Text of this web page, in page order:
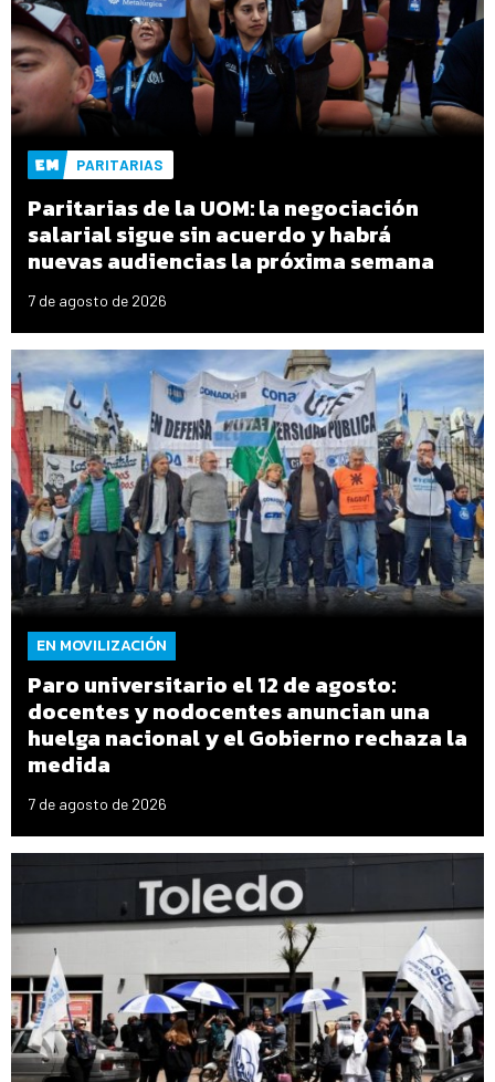
PARITARIAS
Paritarias de la UOM: la negociación
salarial sigue sin acuerdo y habrá
nuevas audiencias la próxima semana
7 de agosto de 2026
EN MOVILIZACIÓN
Paro universitario el 12 de agosto:
docentes y nodocentes anuncian una
huelga nacional y el Gobierno rechaza la
medida
7 de agosto de 2026